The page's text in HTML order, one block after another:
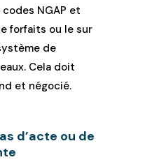
NGAP et
forfaits ou le sur
de
Cela doit
et négocié.
d’acte ou de